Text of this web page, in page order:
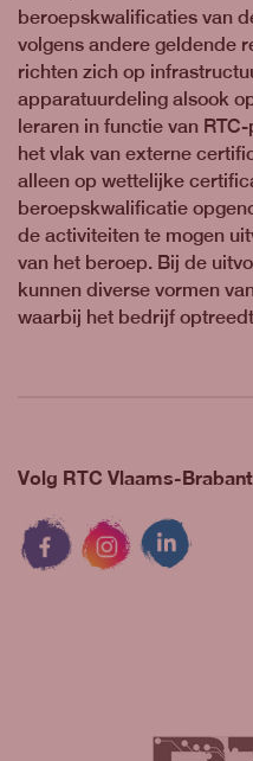
beroepskwalificaties van
volgens andere geldende
richten zich op
apparatuurdeling alsook
leraren in functie van
het vlak van externe
alleen op wettelijke
beroepskwalificatie
de activiteiten te mogen
van het beroep. Bij de
kunnen diverse vormen
waarbij het bedrijf
Volg RTC Vlaams-